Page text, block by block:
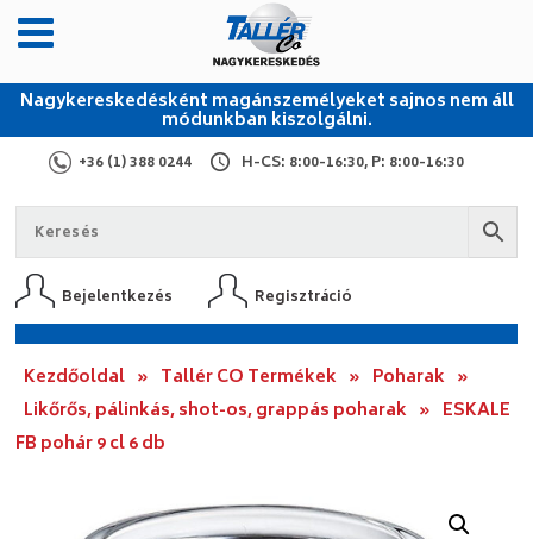
Nagykereskedésként magánszemélyeket sajnos nem áll
módunkban kiszolgálni.
+36 (1) 388 0244 H-CS: 8:00-16:30, P: 8:00-16:30
Bejelentkezés Regisztráció
Kezdőoldal » Tallér CO Termékek » Poharak »
Likőrős, pálinkás, shot-os, grappás poharak » ESKALE
FB pohár 9 cl 6 db